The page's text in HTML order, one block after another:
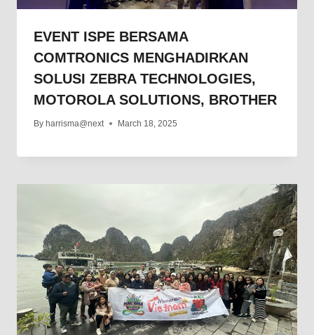
EVENT ISPE BERSAMA
COMTRONICS MENGHADIRKAN
SOLUSI ZEBRA TECHNOLOGIES,
MOTOROLA SOLUTIONS, BROTHER
By harrisma@next March 18, 2025